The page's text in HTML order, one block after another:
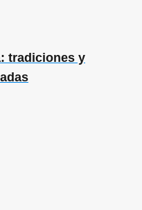
tradiciones y